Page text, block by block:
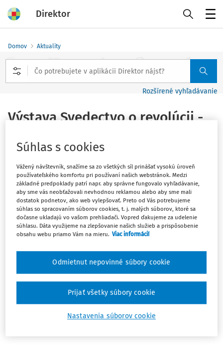
Direktor
Domov Aktuality
Rozšírené vyhľadávanie
Výstava Svedectvo o revolúcii -
Vydané:13. 11. 2019
1 minúta čítania
Ministerstvo vnútra Slovenskej republiky všetkých
pozýva na výstavu s názvomSvedectvo o revolúcii -
november ´89 v archívnych dokumentoch slovenských
štátnych archívov, ktorá je od utorka 5. novembra
inštalovaná v priestoroch Múzea mesta Bratislavy.
Výstava bude sprístupnená verejnosti
do 12. januára
priestoroch Starej radnice Múzea mesta
Bratislavy.
spravy&sprava=vystava-svedectvo-o-revolucii-od-6-
Súhlas s cookies
Vážený návštevník, snažíme sa zo všetkých síl prinášať vysokú úroveň
používateľského komfortu pri používaní našich webstránok. Medzi
základné predpoklady patrí napr. aby správne fungovalo vyhľadávanie,
aby sme vás neobťažovali nevhodnou reklamou alebo aby sme mali
dostatok podnetov, ako web vylepšovať. Preto od Vás potrebujeme
súhlas so spracovaním súborov cookies, t. j. malých súborov, ktoré sa
dočasne ukladajú vo vašom prehliadači. Vopred ďakujeme za udelenie
súhlasu. Dáta využijeme na zlepšovanie našich služieb a prispôsobenie
obsahu webu priamo Vám na mieru. Viac informácií
Nastavenia súborov cookie
Odmietnut nepovinné súbory cookie
Prijať všetky súbory cookie